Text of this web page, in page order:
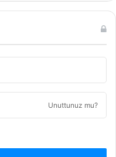
Unuttunuz mu?